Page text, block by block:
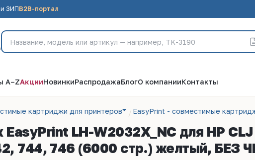
ЗИПB2B-портал
A–ZАкцииНовинкиРаспродажаБлогО компанииКонтакты
картриджи для принтеров EasyPrint - cовместимые
LH-W2032X_NC для HP
744, 746 (6000 стр.) желтый, БЕЗ